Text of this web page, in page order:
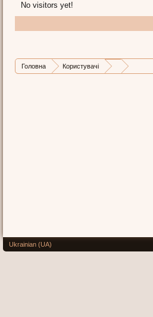
No visitors yet!
Головна Користувачі
Ukrainian (UA)